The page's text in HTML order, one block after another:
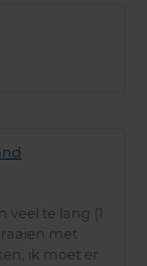
veel te lang (1
met
ik moet er